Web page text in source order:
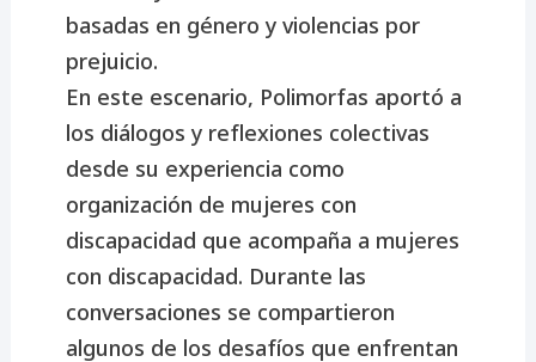
basadas en género y violencias por
prejuicio.
En este escenario, Polimorfas aportó a
los diálogos y reflexiones colectivas
desde su experiencia como
organización de mujeres con
discapacidad que acompaña a mujeres
con discapacidad. Durante las
conversaciones se compartieron
algunos de los desafíos que enfrentan